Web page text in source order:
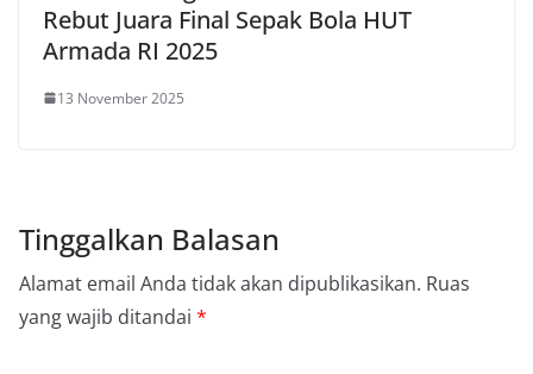
Rebut Juara Final Sepak Bola HUT
Armada RI 2025
13 November 2025
Tinggalkan Balasan
Alamat email Anda tidak akan dipublikasikan. Ruas
yang wajib ditandai *